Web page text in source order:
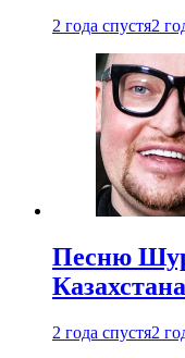
2 года спустя2
Песню
Казахстана
2 года спустя2